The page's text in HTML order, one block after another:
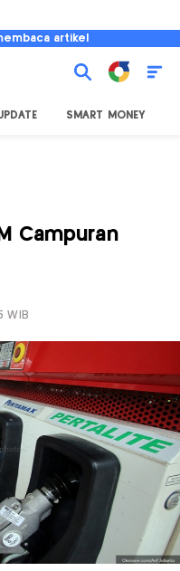
artikel
SMART MONEY
Campuran
WIB